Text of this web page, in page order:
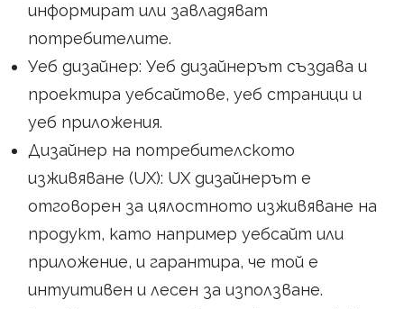
информират или завладяват
потребителите.
Уеб дизайнер: Уеб дизайнерът създава и
проектира уебсайтове, уеб страници и
уеб приложения.
Дизайнер на потребителското
изживяване (UX): UX дизайнерът е
отговорен за цялостното изживяване на
продукт, като например уебсайт или
приложение, и гарантира, че той е
интуитивен и лесен за използване.